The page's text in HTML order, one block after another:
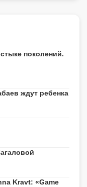
поколений.
ждут ребенка
Kravt: «Game